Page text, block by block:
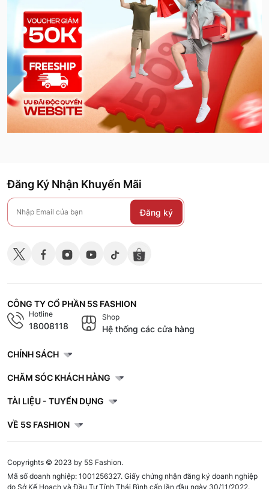
Đăng Ký Nhận Khuyến Mãi
Đăng ký
CÔNG TY CỔ PHẦN 5S FASHION
Hotline
18008118
Shop
Hệ thống các cửa hàng
CHÍNH SÁCH
CHĂM SÓC KHÁCH HÀNG
TÀI LIỆU - TUYỂN DỤNG
VỀ 5S FASHION
Copyrights © 2023 by 5S Fashion.
Mã số doanh nghiệp: 1001256327. Giấy chứng nhận đăng ký doanh nghiệp
do Sở Kế Hoạch và Đầu Tư Tỉnh Thái Bình cấp lần đầu ngày 30/11/2022.